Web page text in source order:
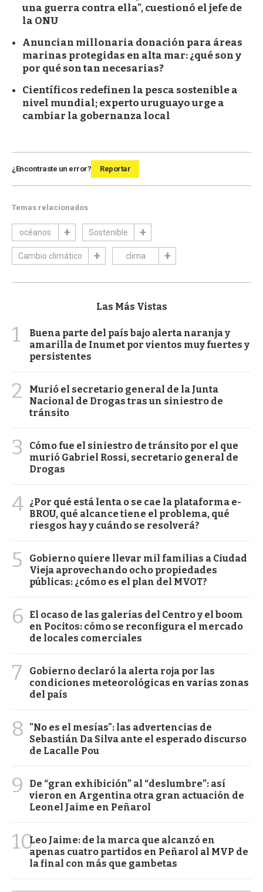
una guerra contra ella", cuestionó el jefe de
la ONU
Anuncian millonaria donación para áreas
marinas protegidas en alta mar: ¿qué son y
por qué son tan necesarias?
Científicos redefinen la pesca sostenible a
nivel mundial; experto uruguayo urge a
cambiar la gobernanza local
¿Encontraste un error? Reportar
Temas relacionados
océanos Sostenible
Cambio climático clima
Las Más Vistas
1
Buena parte del país bajo alerta naranja y
amarilla de Inumet por vientos muy fuertes y
persistentes
2
Murió el secretario general de la Junta
Nacional de Drogas tras un siniestro de
tránsito
3
Cómo fue el siniestro de tránsito por el que
murió Gabriel Rossi, secretario general de
Drogas
4 ¿Por qué está lenta o se cae la plataforma e-
BROU, qué alcance tiene el problema, qué
riesgos hay y cuándo se resolverá?
5
Gobierno quiere llevar mil familias a Ciudad
Vieja aprovechando ocho propiedades
públicas: ¿cómo es el plan del MVOT?
6
El ocaso de las galerías del Centro y el boom
en Pocitos: cómo se reconfigura el mercado
de locales comerciales
7
Gobierno declaró la alerta roja por las
condiciones meteorológicas en varias zonas
del país
8
"No es el mesías": las advertencias de
Sebastián Da Silva ante el esperado discurso
de Lacalle Pou
9
De “gran exhibición” al “deslumbre”: así
vieron en Argentina otra gran actuación de
Leonel Jaime en Peñarol
10Leo Jaime: de la marca que alcanzó en
apenas cuatro partidos en Peñarol al MVP de
la final con más que gambetas